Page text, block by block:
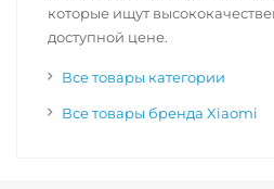
которые ищут
доступной цене.
Все товары категории
Все товары бренда Xiaomi